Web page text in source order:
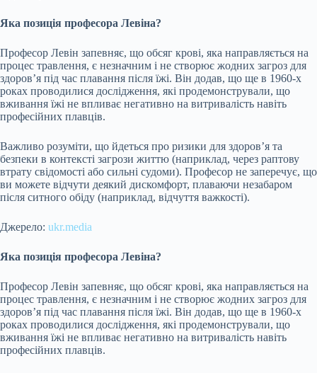
Яка позиція професора Левіна?
Професор Левін запевняє, що обсяг крові, яка направляється на
процес травлення, є незначним і не створює жодних загроз для
здоров’я під час плавання після їжі. Він додав, що ще в 1960-х
роках проводилися дослідження, які продемонстрували, що
вживання їжі не впливає негативно на витривалість навіть
професійних плавців.
Важливо розуміти, що йдеться про ризики для здоров’я та
безпеки в контексті загрози життю (наприклад, через раптову
втрату свідомості або сильні судоми). Професор не заперечує, що
ви можете відчути деякий дискомфорт, плаваючи незабаром
після ситного обіду (наприклад, відчуття важкості).
Джерело: ukr.media
Яка позиція професора Левіна?
Професор Левін запевняє, що обсяг крові, яка направляється на
процес травлення, є незначним і не створює жодних загроз для
здоров’я під час плавання після їжі. Він додав, що ще в 1960-х
роках проводилися дослідження, які продемонстрували, що
вживання їжі не впливає негативно на витривалість навіть
професійних плавців.